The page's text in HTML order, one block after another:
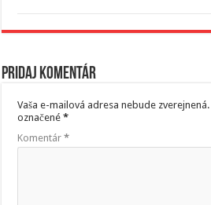
Pridaj komentár
Vaša e-mailová adresa nebude zverejnená.
označené*
Komentár*